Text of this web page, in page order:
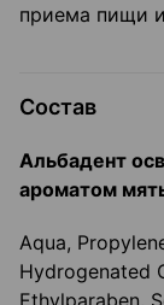
приема пищи
Состав
Альбадент
ароматом
Aqua,
Hydrogenated